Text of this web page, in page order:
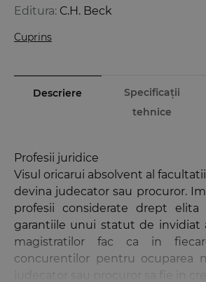
Editura: C.H. Beck
Cuprins
Descriere
Specificații
tehnice
Profesii juridice
Visul oricarui absolvent al
devina judecator sau procuror.
profesii considerate drept
garantiile unui statut de invidiat
magistratilor fac ca in
concurentilor pentru ocuparea